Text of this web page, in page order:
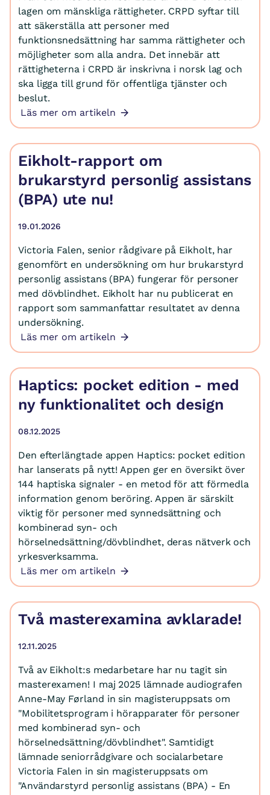
lagen om mänskliga rättigheter. CRPD syftar till
att säkerställa att personer med
funktionsnedsättning har samma rättigheter och
möjligheter som alla andra. Det innebär att
rättigheterna i CRPD är inskrivna i norsk lag och
ska ligga till grund för offentliga tjänster och
beslut.
Läs mer om artikeln
Eikholt-rapport om
brukarstyrd personlig assistans
(BPA) ute nu!
19.01.2026
Victoria Falen, senior rådgivare på Eikholt, har
genomfört en undersökning om hur brukarstyrd
personlig assistans (BPA) fungerar för personer
med dövblindhet. Eikholt har nu publicerat en
rapport som sammanfattar resultatet av denna
undersökning.
Läs mer om artikeln
Haptics: pocket edition - med
ny funktionalitet och design
08.12.2025
Den efterlängtade appen Haptics: pocket edition
har lanserats på nytt! Appen ger en översikt över
144 haptiska signaler - en metod för att förmedla
information genom beröring. Appen är särskilt
viktig för personer med synnedsättning och
kombinerad syn- och
hörselnedsättning/dövblindhet, deras nätverk och
yrkesverksamma.
Läs mer om artikeln
Två masterexamina avklarade!
12.11.2025
Två av Eikholt:s medarbetare har nu tagit sin
masterexamen! I maj 2025 lämnade audiografen
Anne-May Førland in sin magisteruppsats om
"Mobilitetsprogram i hörapparater för personer
med kombinerad syn- och
hörselnedsättning/dövblindhet". Samtidigt
lämnade seniorrådgivare och socialarbetare
Victoria Falen in sin magisteruppsats om
"Användarstyrd personlig assistans (BPA) - En